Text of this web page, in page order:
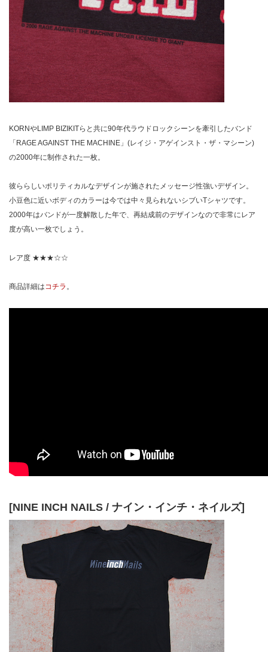
KORNやLIMP BIZIKITらと共に90年代ラウドロックシーンを牽引したバンド
「RAGE AGAINST THE MACHINE」(レイジ・アゲインスト・ザ・マシーン)
の2000年に制作された一枚。
彼ららしいポリティカルなデザインが施されたメッセージ性強いデザイン。
小豆色に近いボディのカラーは今では中々見られないシブいTシャツです。
2000年はバンドが一度解散した年で、再結成前のデザインなので非常にレア
度が高い一枚でしょう。
レア度 ★★★☆☆
商品詳細はコチラ 。
[NINE INCH NAILS / ナイン・インチ・ネイルズ]